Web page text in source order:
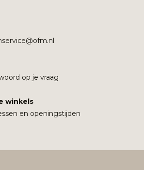
op je vraag
winkels
en openingstijden